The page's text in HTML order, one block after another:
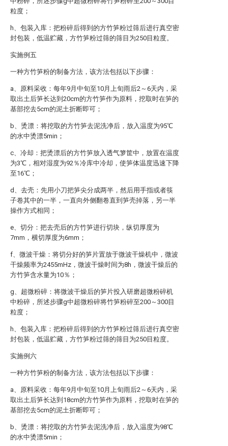
粒度；
h、包装入库：把粉碎后得到的方竹笋粉过筛后进行真空密
封包装，低温贮藏，方竹笋粉过筛的筛目为250目粒度。
实施例五
一种方竹笋粉的制备方法，该方法包括以下步骤：
a、原料采收：每年9月中旬至10月上旬雨后2～6天内，采
取出土后笋长达到20cm的方竹笋作为原料，挖取时在笋的
基部挖去5cm的泥土折断即可；
b、烫漂：将挖取的方竹笋去泥洗净后，放入温度为95℃
的水中烫漂5min；
c、冷却：把烫漂后的方竹笋放入透气箩筐中，放置在温度
为3℃，相对湿度为92％冷库中冷却，使笋体温度迅速下降
至16℃；
d、去壳：先用小刀把笋尖分成两半，然后用手指或者筷
子卷其中的一半，一直向外侧翻卷直到笋壳掉落，另一半
操作方式相同；
e、切分：把去壳后的方竹笋进行切块，纵切厚度为
7mm，横切厚度为6mm；
f、微波干燥：将切分好的笋片置放于微波干燥机中，微波
干燥频率为2455mHz，微波干燥时间为8h，微波干燥后的
方竹笋含水量为10％；
g、超微粉碎：将微波干燥后的笋片投入研磨超微粉碎机
中粉碎，所述步骤g中超微粉碎将竹笋粉碎至200～300目
粒度；
h、包装入库：把粉碎后得到的方竹笋粉过筛后进行真空密
封包装，低温贮藏，方竹笋粉过筛的筛目为250目粒度。
实施例六
一种方竹笋粉的制备方法，该方法包括以下步骤：
a、原料采收：每年9月中旬至10月上旬雨后2～6天内，采
取出土后笋长达到18cm的方竹笋作为原料，挖取时在笋的
基部挖去5cm的泥土折断即可；
b、烫漂：将挖取的方竹笋去泥洗净后，放入温度为98℃
的水中烫漂5min；